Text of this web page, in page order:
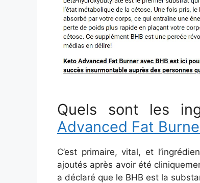
Quels sont les
Advanced Fat
C’est primaire, vital, et
ajoutés après avoir été
a déclaré que le BHB est la